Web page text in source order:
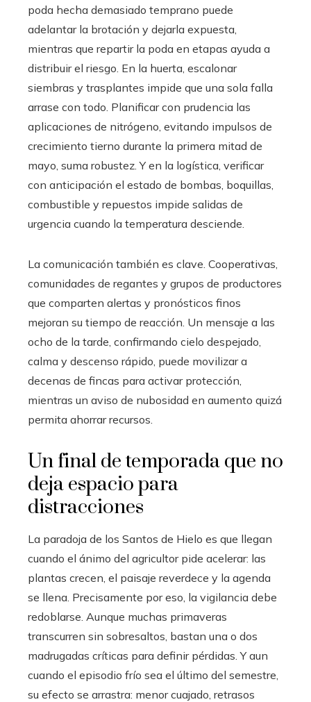
poda hecha demasiado temprano puede
adelantar la brotación y dejarla expuesta,
mientras que repartir la poda en etapas ayuda a
distribuir el riesgo. En la huerta, escalonar
siembras y trasplantes impide que una sola falla
arrase con todo. Planificar con prudencia las
aplicaciones de nitrógeno, evitando impulsos de
crecimiento tierno durante la primera mitad de
mayo, suma robustez. Y en la logística, verificar
con anticipación el estado de bombas, boquillas,
combustible y repuestos impide salidas de
urgencia cuando la temperatura desciende.
La comunicación también es clave. Cooperativas,
comunidades de regantes y grupos de productores
que comparten alertas y pronósticos finos
mejoran su tiempo de reacción. Un mensaje a las
ocho de la tarde, confirmando cielo despejado,
calma y descenso rápido, puede movilizar a
decenas de fincas para activar protección,
mientras un aviso de nubosidad en aumento quizá
permita ahorrar recursos.
Un final de temporada que no
deja espacio para
distracciones
La paradoja de los Santos de Hielo es que llegan
cuando el ánimo del agricultor pide acelerar: las
plantas crecen, el paisaje reverdece y la agenda
se llena. Precisamente por eso, la vigilancia debe
redoblarse. Aunque muchas primaveras
transcurren sin sobresaltos, bastan una o dos
madrugadas críticas para definir pérdidas. Y aun
cuando el episodio frío sea el último del semestre,
su efecto se arrastra: menor cuajado, retrasos